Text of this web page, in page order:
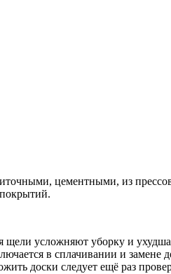
цементными, из
щели усложняют уборку и
в сплачивании и
доски следует ещё раз